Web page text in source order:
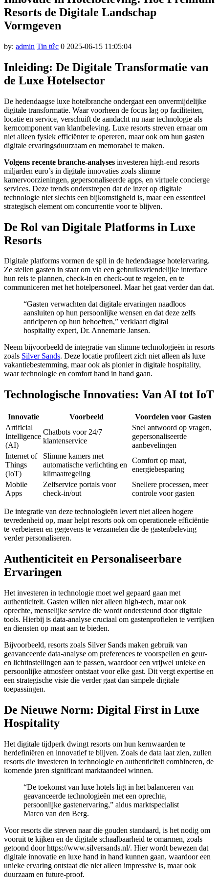
panel
panel
panel
panel
panel
panel
panel
panel
panel
panel
satın al
panel
panel
panel
panel
panel
panel
panel
panel
panel
panel
panel
panel
panel
panel
panel
Panel
Panel
Panel
Panel
panel
panel
panel
panel
panel
panel
Resorts de Digitale Landschap
Vormgeven
by: admin Tin tức 0 2025-06-15 11:05:04
Inleiding: De Digitale Transformatie van
de Luxe Hotelsector
De hedendaagse luxe hotelbranche ondergaat een onvermijdelijke
digitale transformatie. Waar voorheen de focus lag op faciliteiten,
locatie en service, verschuift de aandacht nu naar technologie als
kerncomponent van klantbeleving. Luxe resorts streven ernaar om
niet alleen fysiek efficiënter te opereren, maar ook om hun gasten
digitale ervaringsduurzaam en memorabel te maken.
Volgens recente branche-analyses investeren high-end resorts
miljarden euro’s in digitale innovaties zoals slimme
kamervoorzieningen, gepersonaliseerde apps, en virtuele concierge
services. Deze trends onderstrepen dat de inzet op digitale
technologie niet slechts een bijkomstigheid is, maar een essentieel
strategisch element om concurrentie voor te blijven.
De Rol van Digitale Platforms in Luxe
Resorts
Digitale platforms vormen de spil in de hedendaagse hotelervaring.
Ze stellen gasten in staat om via een gebruiksvriendelijke interface
hun reis te plannen, check-in en check-out te regelen, en te
communiceren met het hotelpersoneel. Maar het gaat verder dan dat.
“Gasten verwachten dat digitale ervaringen naadloos
aansluiten op hun persoonlijke wensen en dat deze zelfs
anticiperen op hun behoeften,” verklaart digital
hospitality expert, Dr. Annemarie Jansen.
Neem bijvoorbeeld de integratie van slimme technologieën in resorts
zoals Silver Sands. Deze locatie profileert zich niet alleen als luxe
vakantiebestemming, maar ook als pionier in digitale hospitality,
waar technologie en comfort hand in hand gaan.
Technologische Innovaties: Van AI tot IoT
Innovatie Voorbeeld
Voordelen voor Gasten
Artificial
Intelligence
(AI)
Chatbots voor 24/7
klantenservice
Snel antwoord op vragen,
gepersonaliseerde
aanbevelingen
Internet of
Things
(IoT)
Slimme kamers met
automatische verlichting en
klimaatregeling
Comfort op maat,
energiebesparing
Mobile
Apps
Zelfservice portals voor
check-in/out
Snellere processen, meer
controle voor gasten
De integratie van deze technologieën levert niet alleen hogere
tevredenheid op, maar helpt resorts ook om operationele efficiëntie
te verbeteren en gegevens te verzamelen die de gastenbeleving
verder personaliseren.
Authenticiteit en Personaliseerbare
Ervaringen
Het investeren in technologie moet wel gepaard gaan met
authenticiteit. Gasten willen niet alleen high-tech, maar ook
oprechte, menselijke service die wordt ondersteund door digitale
tools. Hierbij is data-analyse cruciaal om gastenprofielen te verrijken
en diensten op maat aan te bieden.
Bijvoorbeeld, resorts zoals Silver Sands maken gebruik van
geavanceerde data-analyse om preferences te voorspellen en geur-
en lichtinstellingen aan te passen, waardoor een vrijwel unieke en
persoonlijke atmosfeer ontstaat voor elke gast. Dit vergt expertise en
een strategische visie die verder gaat dan simpele digitale
toepassingen.
De Nieuwe Norm: Digital First in Luxe
Hospitality
Het digitale tijdperk dwingt resorts om hun kernwaarden te
herdefiniëren en innovatief te blijven. Zoals de data laat zien, zullen
resorts die investeren in technologie en authenticiteit combineren, de
komende jaren significant marktaandeel winnen.
“De toekomst van luxe hotels ligt in het balanceren van
geavanceerde technologieën met een oprechte,
persoonlijke gastenervaring,” aldus marktspecialist
Marco van den Berg.
Voor resorts die streven naar die gouden standaard, is het nodig om
vooruit te kijken en de digitale schaalbaarheid te omarmen, zoals
getoond door https://www.silversands.nl/. Hier wordt bewezen dat
digitale innovatie en luxe hand in hand kunnen gaan, waardoor een
unieke ervaring ontstaat die niet alleen impressive is, maar ook
duurzaam en future-proof.